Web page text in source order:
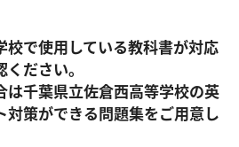
校で使用している教科書が対応
ださい。
は千葉県立佐倉西高等学校の英
対策ができる問題集をご用意し